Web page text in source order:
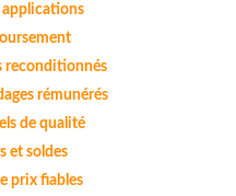
applications
reconditionnés
rémunérés
de qualité
et soldes
prix fiables